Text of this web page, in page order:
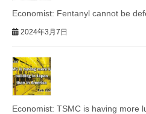
Economist: Fentanyl cannot be
2024年3月7日
Economist: TSMC is having more